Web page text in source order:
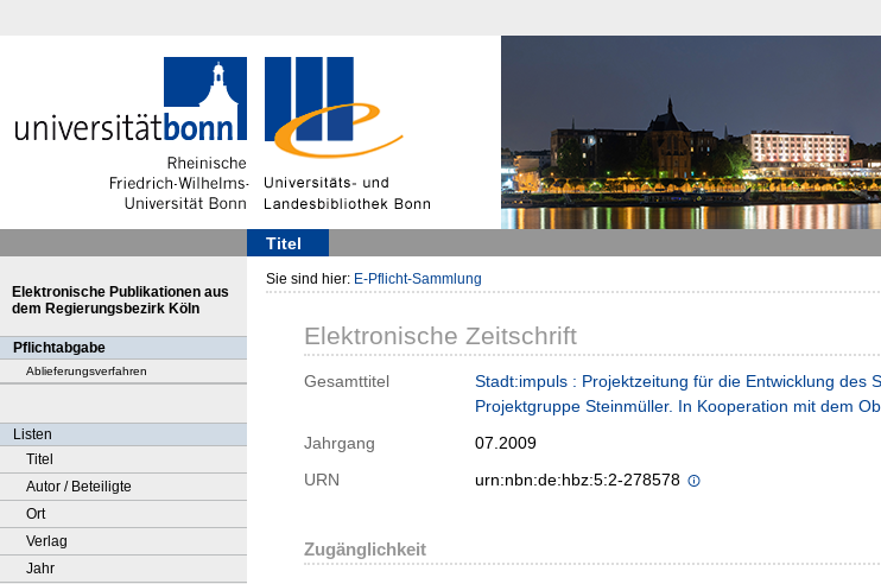
Titel
Elektronische Publikationen aus
dem Regierungsbezirk Köln
Pflichtabgabe
Ablieferungsverfahren
Listen
Titel
Autor / Beteiligte
Ort
Verlag
Jahr
Sie sind hier: E-Pflicht-Sammlung
Elektronische Zeitschrift
Gesamttitel
Stadt:impuls : Projektzeitung für die Entwicklung des
Projektgruppe Steinmüller. In Kooperation mit dem
Jahrgang
07.2009
URN
urn:nbn:de:hbz:5:2-278578
Zugänglichkeit